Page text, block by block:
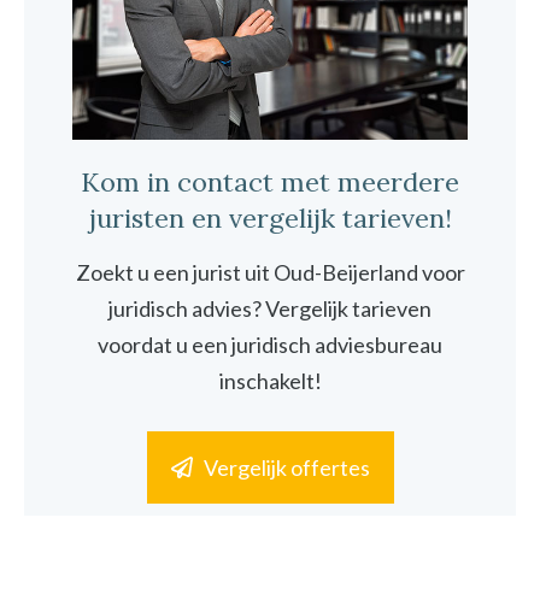
Kom in contact met meerdere
juristen en vergelijk tarieven!
Zoekt u een jurist uit Oud-Beijerland voor
juridisch advies? Vergelijk tarieven
voordat u een juridisch adviesbureau
inschakelt!
Vergelijk offertes